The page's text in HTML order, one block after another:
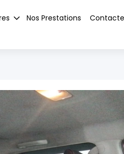
Nos Prestations